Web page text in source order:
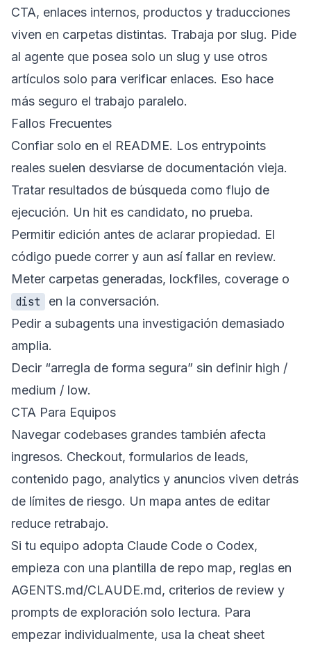
CTA, enlaces internos, productos y traducciones
viven en carpetas distintas. Trabaja por slug. Pide
al agente que posea solo un slug y use otros
artículos solo para verificar enlaces. Eso hace
más seguro el trabajo paralelo.
Fallos Frecuentes
Confiar solo en el README. Los entrypoints
reales suelen desviarse de documentación vieja.
Tratar resultados de búsqueda como flujo de
ejecución. Un hit es candidato, no prueba.
Permitir edición antes de aclarar propiedad. El
código puede correr y aun así fallar en review.
Meter carpetas generadas, lockfiles, coverage o
dist
en la conversación.
Pedir a subagents una investigación demasiado
amplia.
Decir “arregla de forma segura” sin definir high /
medium / low.
CTA Para Equipos
Navegar codebases grandes también afecta
ingresos. Checkout, formularios de leads,
contenido pago, analytics y anuncios viven detrás
de límites de riesgo. Un mapa antes de editar
reduce retrabajo.
Si tu equipo adopta Claude Code o Codex,
empieza con una plantilla de repo map, reglas en
AGENTS.md/CLAUDE.md, criterios de review y
prompts de exploración solo lectura. Para
empezar individualmente, usa la cheat sheet